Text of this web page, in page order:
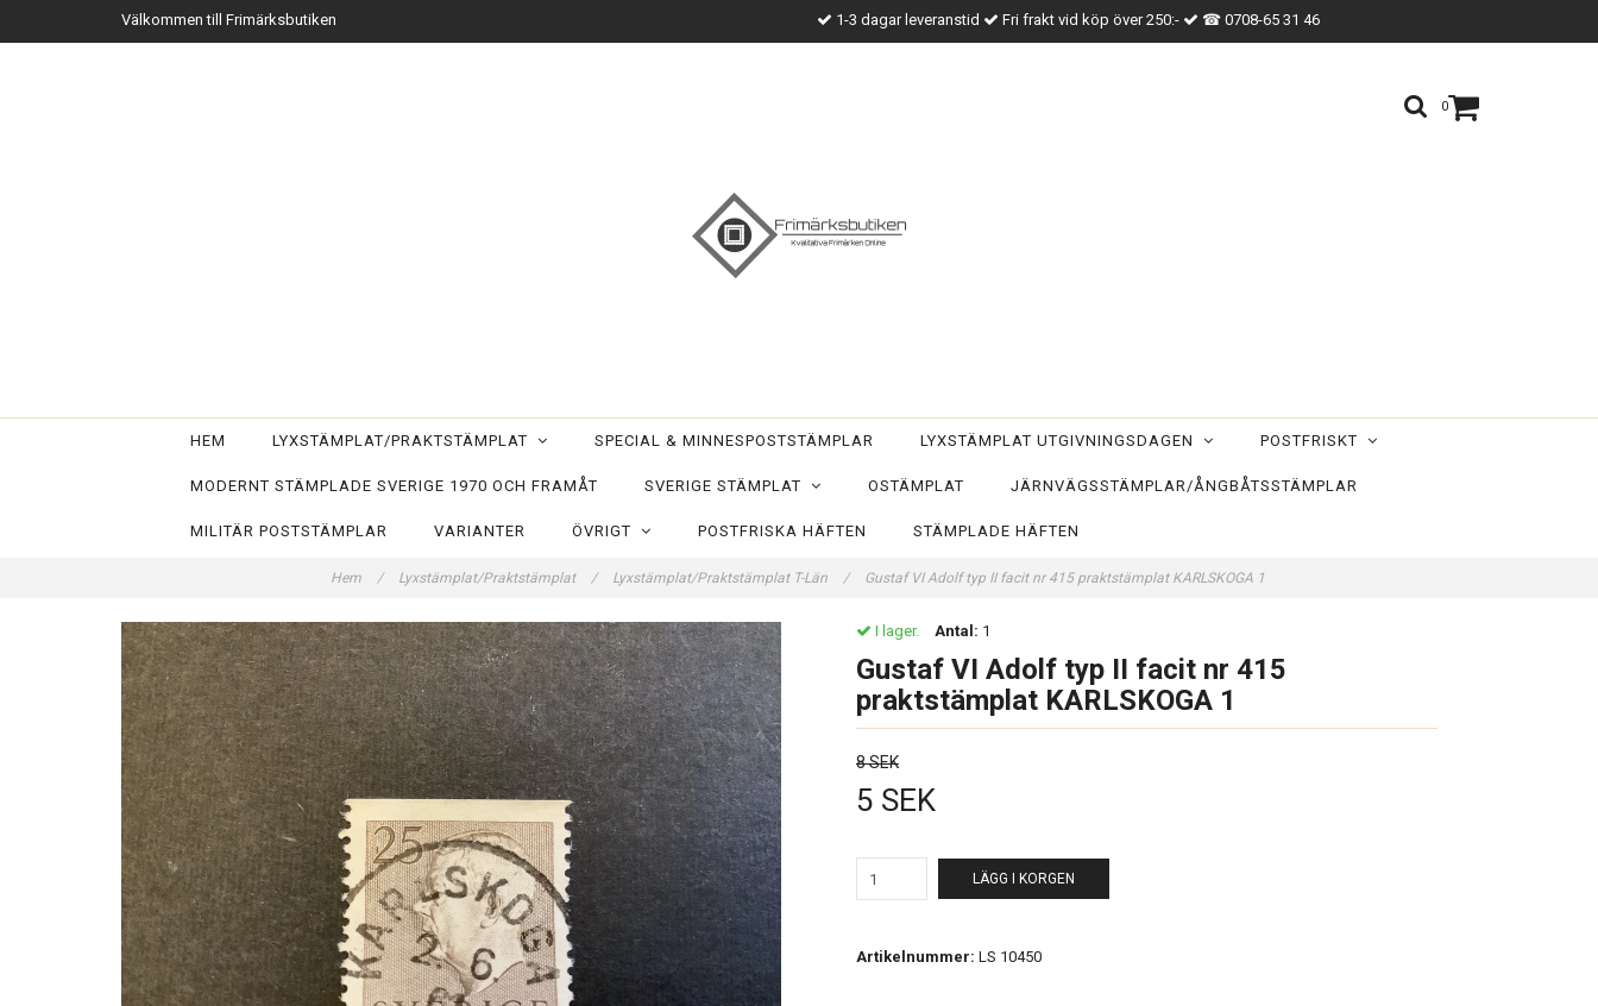
Välkommen till Frimärksbutiken 1-3 dagar leveranstid Fri frakt vid köp över 250:- ☎ 0708-65 31 46
0
HEM LYXSTÄMPLAT/PRAKTSTÄMPLAT SPECIAL & MINNESPOSTSTÄMPLAR LYXSTÄMPLAT UTGIVNINGSDAGEN POSTFRISKT
MODERNT STÄMPLADE SVERIGE 1970 OCH FRAMÅT SVERIGE STÄMPLAT OSTÄMPLAT JÄRNVÄGSSTÄMPLAR/ÅNGBÅTSSTÄMPLAR
MILITÄR POSTSTÄMPLAR VARIANTER ÖVRIGT POSTFRISKA HÄFTEN STÄMPLADE HÄFTEN
Hem / Lyxstämplat/Praktstämplat / Lyxstämplat/Praktstämplat T-Län / Gustaf VI Adolf typ II facit nr 415 praktstämplat KARLSKOGA 1
I lager. Antal: 1
Gustaf VI Adolf typ II facit nr 415
praktstämplat KARLSKOGA 1
8 SEK
5 SEK
LÄGG I KORGEN
Artikelnummer: LS 10450